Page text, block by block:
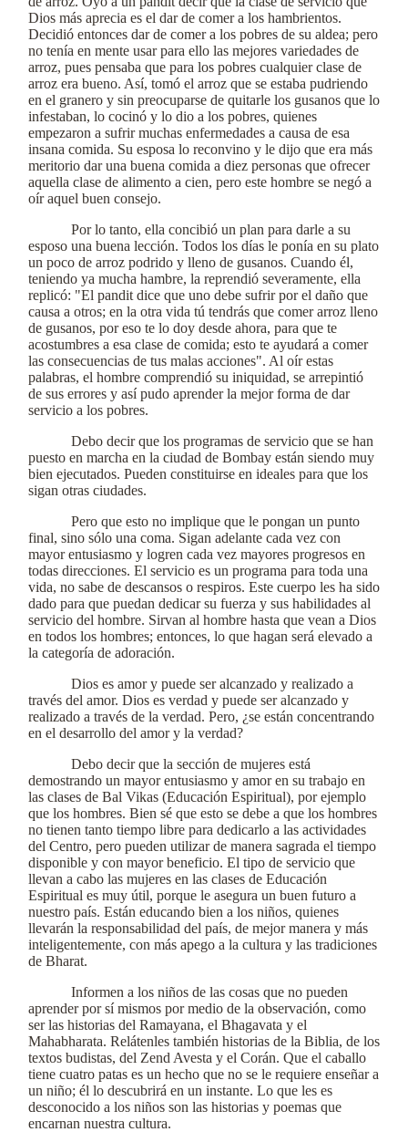
Dios más aprecia es el dar de comer a los hambrientos.
Decidió entonces dar de comer a los pobres de su aldea; pero
no tenía en mente usar para ello las mejores variedades de
arroz, pues pensaba que para los pobres cualquier clase de
arroz era bueno. Así, tomó el arroz que se estaba pudriendo
en el granero y sin preocuparse de quitarle los gusanos que lo
infestaban, lo cocinó y lo dio a los pobres, quienes
empezaron a sufrir muchas enfermedades a causa de esa
insana comida. Su esposa lo reconvino y le dijo que era más
meritorio dar una buena comida a diez personas que ofrecer
aquella clase de alimento a cien, pero este hombre se negó a
oír aquel buen consejo.
Por lo tanto, ella concibió un plan para darle a su
esposo una buena lección. Todos los días le ponía en su plato
un poco de arroz podrido y lleno de gusanos. Cuando él,
teniendo ya mucha hambre, la reprendió severamente, ella
replicó: "El pandit dice que uno debe sufrir por el daño que
causa a otros; en la otra vida tú tendrás que comer arroz lleno
de gusanos, por eso te lo doy desde ahora, para que te
acostumbres a esa clase de comida; esto te ayudará a comer
las consecuencias de tus malas acciones". Al oír estas
palabras, el hombre comprendió su iniquidad, se arrepintió
de sus errores y así pudo aprender la mejor forma de dar
servicio a los pobres.
Debo decir que los programas de servicio que se han
puesto en marcha en la ciudad de Bombay están siendo muy
bien ejecutados. Pueden constituirse en ideales para que los
sigan otras ciudades.
Pero que esto no implique que le pongan un punto
final, sino sólo una coma. Sigan adelante cada vez con
mayor entusiasmo y logren cada vez mayores progresos en
todas direcciones. El servicio es un programa para toda una
vida, no sabe de descansos o respiros. Este cuerpo les ha sido
dado para que puedan dedicar su fuerza y sus habilidades al
servicio del hombre. Sirvan al hombre hasta que vean a Dios
en todos los hombres; entonces, lo que hagan será elevado a
la categoría de adoración.
Dios es amor y puede ser alcanzado y realizado a
través del amor. Dios es verdad y puede ser alcanzado y
realizado a través de la verdad. Pero, ¿se están concentrando
en el desarrollo del amor y la verdad?
Debo decir que la sección de mujeres está
demostrando un mayor entusiasmo y amor en su trabajo en
las clases de Bal Vikas (Educación Espiritual), por ejemplo
que los hombres. Bien sé que esto se debe a que los hombres
no tienen tanto tiempo libre para dedicarlo a las actividades
del Centro, pero pueden utilizar de manera sagrada el tiempo
disponible y con mayor beneficio. El tipo de servicio que
llevan a cabo las mujeres en las clases de Educación
Espiritual es muy útil, porque le asegura un buen futuro a
nuestro país. Están educando bien a los niños, quienes
llevarán la responsabilidad del país, de mejor manera y más
inteligentemente, con más apego a la cultura y las tradiciones
de Bharat.
Informen a los niños de las cosas que no pueden
aprender por sí mismos por medio de la observación, como
ser las historias del Ramayana, el Bhagavata y el
Mahabharata. Relátenles también historias de la Biblia, de los
textos budistas, del Zend Avesta y el Corán. Que el caballo
tiene cuatro patas es un hecho que no se le requiere enseñar a
un niño; él lo descubrirá en un instante. Lo que les es
desconocido a los niños son las historias y poemas que
encarnan nuestra cultura.